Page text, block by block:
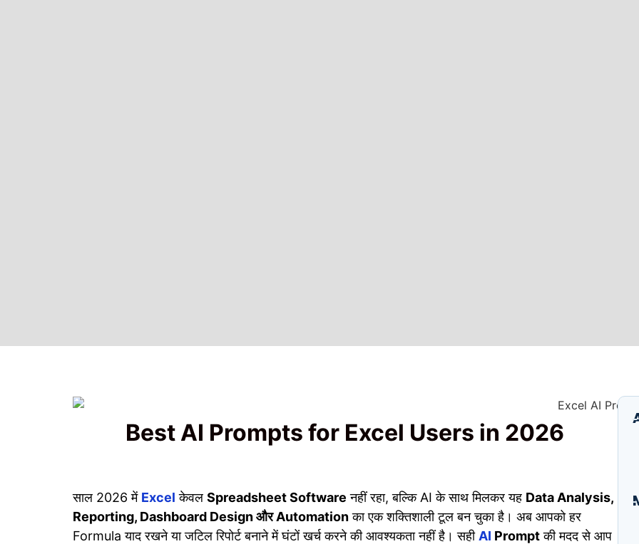
Best AI Prompts for Excel Users in 2026
साल 2026 में Excel केवल Spreadsheet Software नहीं रहा, बल्कि AI के साथ मिलकर यह Data Analysis,
Reporting, Dashboard Design और Automationका एक शक्तिशाली टूल बन चुका है। अब आपको हर
Formula याद रखने या जटिल रिपोर्ट बनाने में घंटों खर्च करने की आवश्यकता नहीं है। सही AI Promptकी मदद से आप